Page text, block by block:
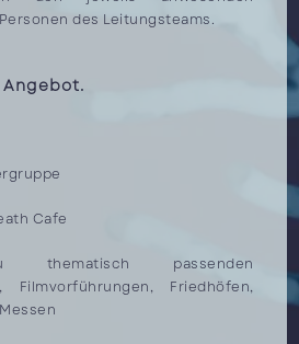
des Leitungsteams.
Cafe
thematisch passenden
Filmvorführungen, Friedhöfen,